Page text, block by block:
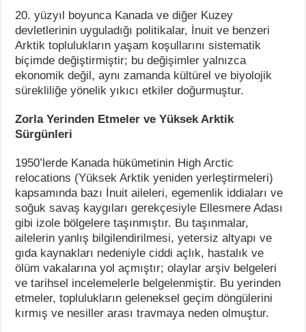
20. yüzyıl boyunca Kanada ve diğer Kuzey
devletlerinin uyguladığı politikalar, İnuit ve benzeri
Arktik toplulukların yaşam koşullarını sistematik
biçimde değiştirmiştir; bu değişimler yalnızca
ekonomik değil, aynı zamanda kültürel ve biyolojik
sürekliliğe yönelik yıkıcı etkiler doğurmuştur.
Zorla Yerinden Etmeler ve Yüksek Arktik
Sürgünleri
1950’lerde Kanada hükümetinin High Arctic
relocations (Yüksek Arktik yeniden yerleştirmeleri)
kapsamında bazı İnuit aileleri, egemenlik iddiaları ve
soğuk savaş kaygıları gerekçesiyle Ellesmere Adası
gibi izole bölgelere taşınmıştır. Bu taşınmalar,
ailelerin yanlış bilgilendirilmesi, yetersiz altyapı ve
gıda kaynakları nedeniyle ciddi açlık, hastalık ve
ölüm vakalarına yol açmıştır; olaylar arşiv belgeleri
ve tarihsel incelemelerle belgelenmiştir. Bu yerinden
etmeler, toplulukların geleneksel geçim döngülerini
kırmış ve nesiller arası travmaya neden olmuştur.